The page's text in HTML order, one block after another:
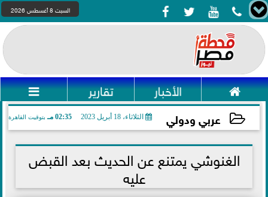
    السبت 8 أغسطس 2026
 الأخبار تقارير 
عربي ودولي الثلاثاء، 18 أبريل 2023 02:35 مـ بتوقيت القاهرة
2023-04-18 14:35:41الغنوشي يمتنع عن الحديث بعد القبض
عليه